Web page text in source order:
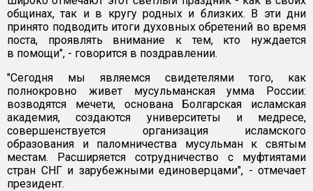
общинах, так и в кругу родных и близких. В эти дни
принято подводить итоги духовных обретений во время
поста, проявлять внимание к тем, кто нуждается
в помощи", - говорится в поздравлении.
"Сегодня мы являемся свидетелями того, как
полнокровно живет мусульманская умма России:
возводятся мечети, основана Болгарская исламская
академия, создаются университеты и медресе,
совершенствуется организация исламского
образования и паломничества мусульман к святым
местам. Расширяется сотрудничество с муфтиятами
стран СНГ и зарубежными единоверцами", - отмечает
президент.